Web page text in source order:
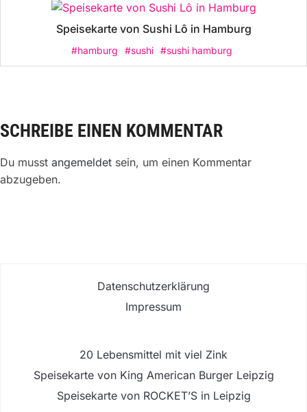
Speisekarte von Sushi Lô in Hamburg
#hamburg #sushi #sushi hamburg
SCHREIBE EINEN KOMMENTAR
Du musst angemeldet sein, um einen Kommentar
abzugeben.
Datenschutzerklärung
Impressum
20 Lebensmittel mit viel Zink
Speisekarte von King American Burger Leipzig
Speisekarte von ROCKET’S in Leipzig